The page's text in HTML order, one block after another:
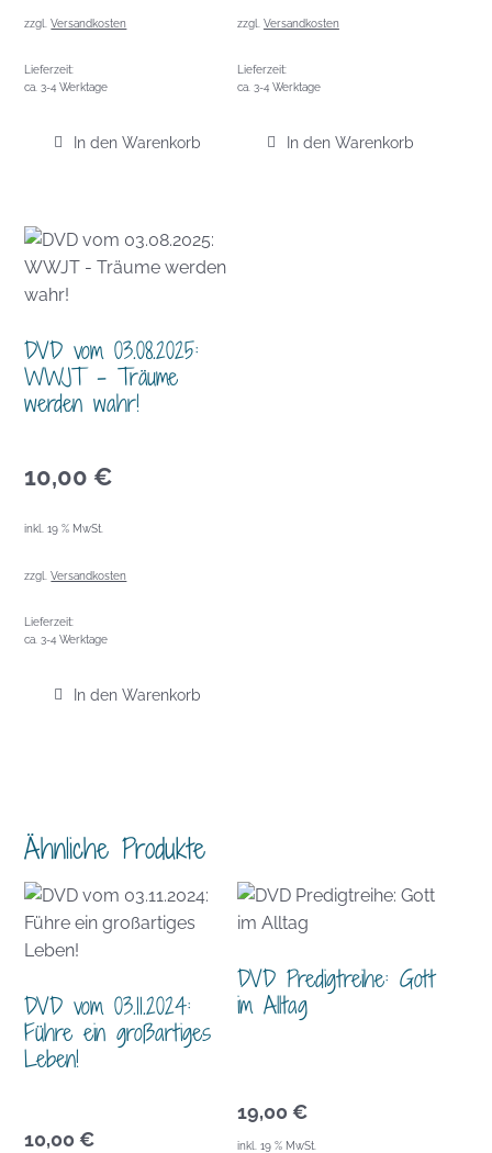
zzgl.Versandkosten
Lieferzeit:
ca. 3-4 Werktage
In den Warenkorb
zzgl. Versandkosten
Lieferzeit:
ca. 3-4 Werktage
In den Warenkorb
DVD vom 03.08.2025:
WWJT – Träume
werden wahr!
10,00 €
inkl. 19 % MwSt.
zzgl.Versandkosten
Lieferzeit:
ca. 3-4 Werktage
In den Warenkorb
Ähnliche Produkte
DVD vom 03.11.2024:
Führe ein großartiges
Leben!
10,00 €
DVD Predigtreihe: Gott
im Alltag
19,00 €
inkl. 19 % MwSt.